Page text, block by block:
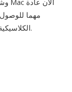
مجموعات الخطوط المؤرشفة من حقبة Mac الكلاسيكية.